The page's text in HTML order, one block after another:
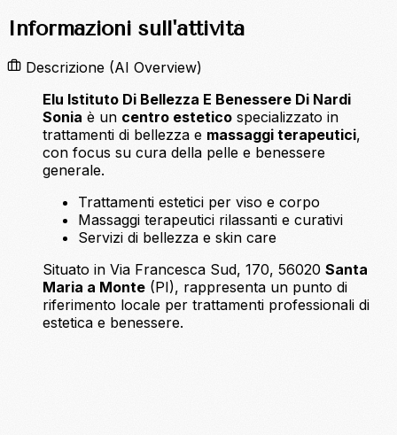
Informazioni sull'attività
Descrizione (AI Overview)
Elu Istituto Di Bellezza E Benessere Di Nardi
Sonia è un centro estetico specializzato in
trattamenti di bellezza e massaggi terapeutici,
con focus su cura della pelle e benessere
generale.
Trattamenti estetici per viso e corpo
Massaggi terapeutici rilassanti e curativi
Servizi di bellezza e skin care
Situato in Via Francesca Sud, 170, 56020 Santa
Maria a Monte (PI), rappresenta un punto di
riferimento locale per trattamenti professionali di
estetica e benessere.